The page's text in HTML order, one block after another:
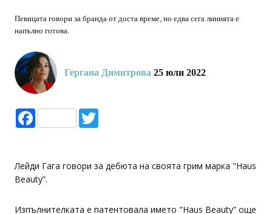
Певицата говори за бранда от доста време, но едва сега линията е
напълно готова.
Гергана Димитрова 25 юли 2022
Facebook
Лейди Гага говори за дебюта на своята грим марка "Haus
Beauty”.
Изпълнителката е патентовала името "Haus Beauty” още